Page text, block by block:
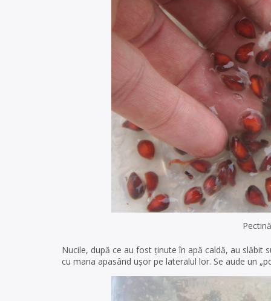
Nucile, după ce au fost ținute în apă caldă, au
cu mana apasând ușor pe lateralul lor. Se aude un